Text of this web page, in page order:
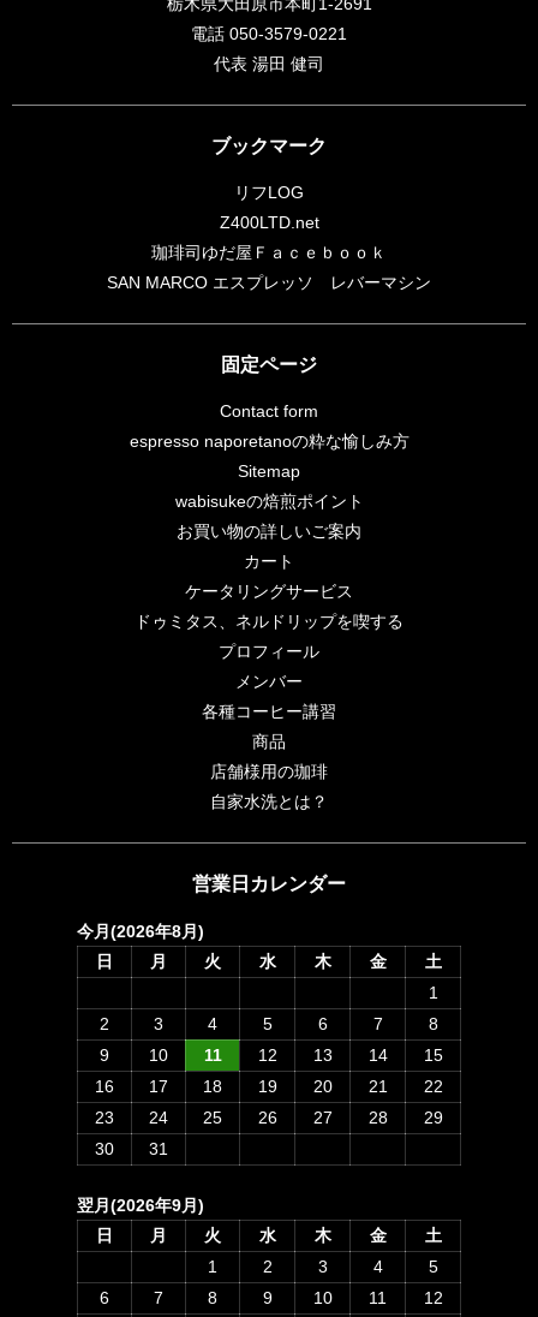
電話 050-3579-0221
代表 湯田 健司
ブックマーク
リフLOG
Z400LTD.net
珈琲司ゆだ屋Ｆａｃｅｂｏｏｋ
SAN MARCO エスプレッソ レバーマシン
固定ページ
Contact form
espresso naporetanoの粋な愉しみ方
Sitemap
wabisukeの焙煎ポイント
お買い物の詳しいご案内
カート
ケータリングサービス
ドゥミタス、ネルドリップを喫する
プロフィール
メンバー
各種コーヒー講習
商品
店舗様用の珈琲
自家水洗とは？
営業日カレンダー
今月(2026年8月)
日
月 火 水 木 金
土
1
2
3 4 5 6 7
8
9
10 11 12 13 14
15
16
17 18 19 20 21
22
23
24 25 26 27 28
29
30
31
翌月(2026年9月)
日
月 火 水 木 金
土
1
2 3 4
5
6
7 8 9 10 11 12